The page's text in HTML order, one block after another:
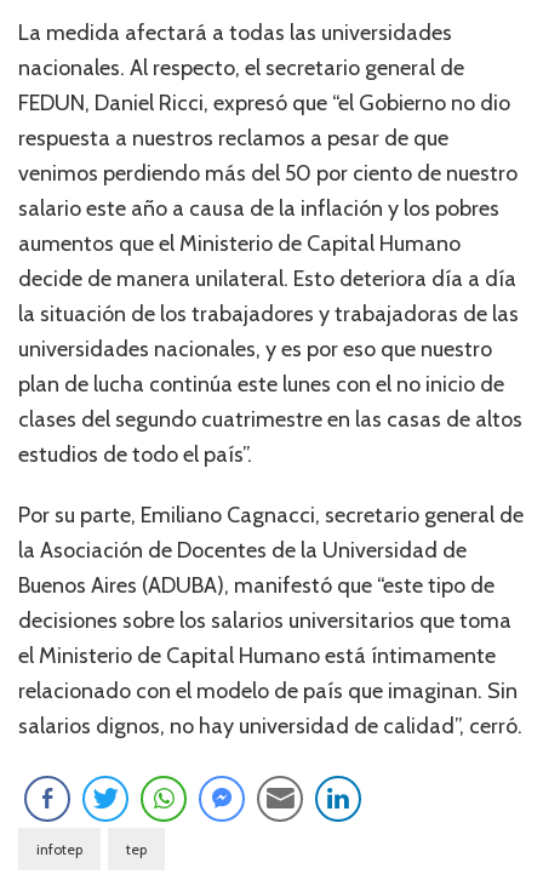
La medida afectará a todas las universidades
nacionales. Al respecto, el secretario general de
FEDUN, Daniel Ricci, expresó que “el Gobierno no dio
respuesta a nuestros reclamos a pesar de que
venimos perdiendo más del 50 por ciento de nuestro
salario este año a causa de la inflación y los pobres
aumentos que el Ministerio de Capital Humano
decide de manera unilateral. Esto deteriora día a día
la situación de los trabajadores y trabajadoras de las
universidades nacionales, y es por eso que nuestro
plan de lucha continúa este lunes con el no inicio de
clases del segundo cuatrimestre en las casas de altos
estudios de todo el país”.
Por su parte, Emiliano Cagnacci, secretario general de
la Asociación de Docentes de la Universidad de
Buenos Aires (ADUBA), manifestó que “este tipo de
decisiones sobre los salarios universitarios que toma
el Ministerio de Capital Humano está íntimamente
relacionado con el modelo de país que imaginan. Sin
salarios dignos, no hay universidad de calidad”, cerró.
infotep tep